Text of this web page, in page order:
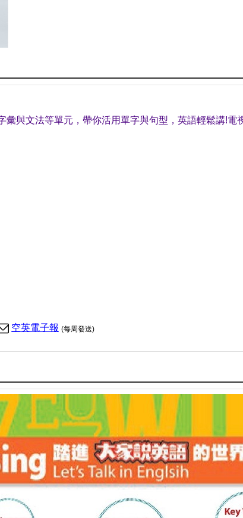
與文法等單元，帶你活用單字與句型，英語輕鬆講!電
空英電子報 (每周發送)